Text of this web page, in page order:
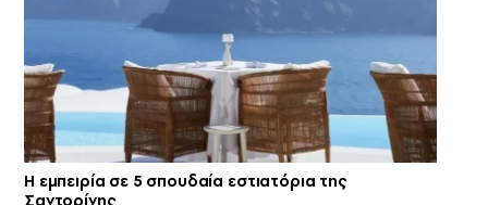
Η εμπειρία σε 5 σπουδαία εστιατόρια της